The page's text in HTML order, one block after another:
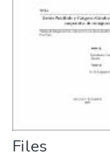
Files